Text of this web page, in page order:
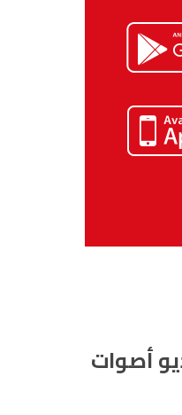
أصوات